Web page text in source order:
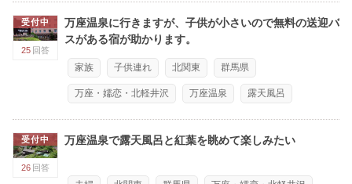
受付中
25 回答
万座温泉に行きますが、子供が小さいので無料の送迎バ
スがある宿が助かります。
家族 子供連れ 北関東 群馬県
万座・嬬恋・北軽井沢 万座温泉 露天風呂
受付中
26 回答
万座温泉で露天風呂と紅葉を眺めて楽しみたい